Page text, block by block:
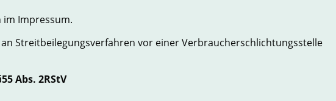
im Impressum.
Streitbeilegungsverfahren vor einer Verbraucherschlichtungsstelle
Abs. 2RStV